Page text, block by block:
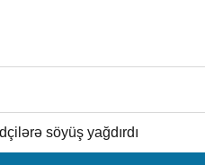
söyüş yağdırdı